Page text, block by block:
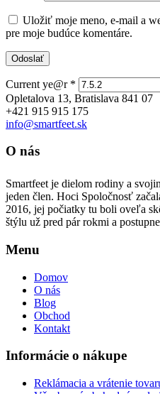
Uložiť moje meno, e-mail a
pre moje budúce komentáre.
Current ye@r *
Opletalova 13, Bratislava 841 07
+421 915 915 175
info@smartfeet.sk
O nás
Smartfeet je dielom rodiny a
jeden člen. Hoci Spoločnosť
2016, jej počiatky tu boli oveľa
štýlu už pred pár rokmi a
Menu
Domov
O nás
Blog
Obchod
Kontakt
Informácie o nákupe
Reklámacia a vrátenie